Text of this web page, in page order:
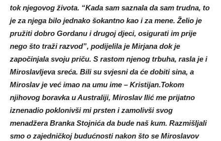
tok njegovog života. “Kada sam saznala da sam trudna, to
je za njega bilo jednako šokantno kao i za mene. Želio je
pružiti dobro Gordanu i drugoj djeci, osigurati im prije
nego što traži razvod”, podijelila je Mirjana dok je
započinjala svoju priču. S rastom njenog trbuha, rasla je i
Miroslavljeva sreća. Bili su svjesni da će dobiti sina, a
Miroslav je već imao na umu ime – Kristijan.Tokom
njihovog boravka u Australiji, Miroslav Ilić me prijatno
iznenadio poklonivši mi prsten i zamolivši svog
menadžera Branka Stojnića da bude naš kum. Razmišljali
smo o zajedničkoj budućnosti nakon što se Miroslavov